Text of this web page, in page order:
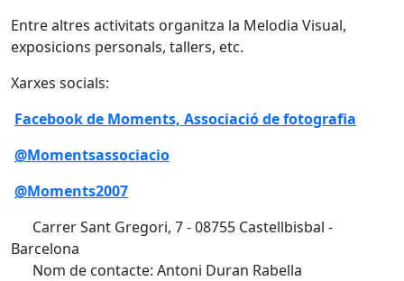
Entre altres activitats organitza la Melodia Visual,
exposicions personals, tallers, etc.
Xarxes socials:
Facebook de Moments, Associació de fotografia
@Momentsassociacio
@Moments2007
Carrer Sant Gregori, 7 - 08755 Castellbisbal -
Barcelona
Nom de contacte: Antoni Duran Rabella